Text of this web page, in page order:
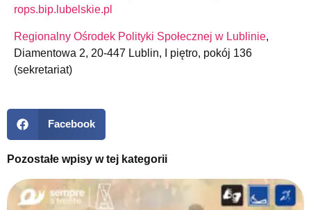
rops.bip.lubelskie.pl
Regionalny Ośrodek Polityki Społecznej w Lublinie,
Diamentowa 2, 20-447 Lublin, I piętro, pokój 136
(sekretariat)
Facebook
Pozostałe wpisy w tej kategorii